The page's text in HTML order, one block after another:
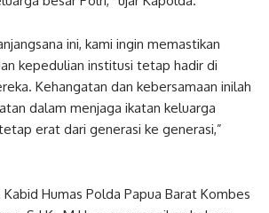
ini, kami ingin memastikan
kepedulian institusi tetap hadir di
Kehangatan dan kebersamaan inilah
dalam menjaga ikatan keluarga
erat dari generasi ke generasi,”
Humas Polda Papua Barat Kombes